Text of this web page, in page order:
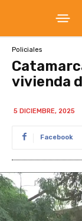
Policiales
vivienda
5 DICIEMBRE, 2025
Facebook